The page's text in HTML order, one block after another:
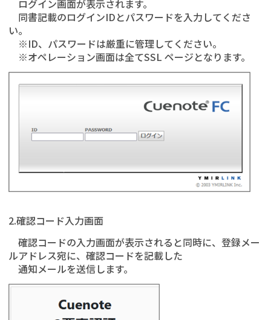
ログイン画面が表示されます。
同書記載のログインIDとパスワードを入力してくださ
い。
※ID、パスワードは厳重に管理してください。
※オペレーション画面は全てSSL ページとなります。
2.確認コード入力画面
確認コードの入力画面が表示されると同時に、登録メー
ルアドレス宛に、確認コードを記載した
通知メールを送信します。